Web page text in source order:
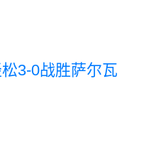
3-0战胜萨尔瓦